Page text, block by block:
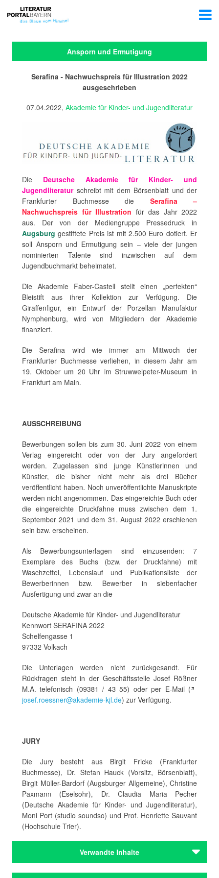
Ansporn und Ermutigung
Serafina - Nachwuchspreis für Illustration 2022
ausgeschrieben
07.04.2022, Akademie für Kinder- und Jugendliteratur
Die Deutsche Akademie für Kinder- und
Jugendliteraturschreibt mit dem Börsenblatt und der
Frankfurter Buchmesse die Serafina –
Nachwuchspreis für Illustration für das Jahr 2022
aus. Der von der Mediengruppe Pressedruck in
Augsburg gestiftete Preis ist mit 2.500 Euro dotiert. Er
soll Ansporn und Ermutigung sein – viele der jungen
nominierten Talente sind inzwischen auf dem
Jugendbuchmarkt beheimatet.
Die Akademie Faber-Castell stellt einen „perfekten“
Bleistift aus ihrer Kollektion zur Verfügung. Die
Giraffenfigur, ein Entwurf der Porzellan Manufaktur
Nymphenburg, wird von Mitgliedern der Akademie
finanziert.
Die Serafina wird wie immer am Mittwoch der
Frankfurter Buchmesse verliehen, in diesem Jahr am
19. Oktober um 20 Uhr im Struwwelpeter-Museum in
Frankfurt am Main.
AUSSCHREIBUNG
Bewerbungen sollen bis zum 30. Juni 2022 von einem
Verlag eingereicht oder von der Jury angefordert
werden. Zugelassen sind junge Künstlerinnen und
Künstler, die bisher nicht mehr als drei Bücher
veröffentlicht haben. Noch unveröffentlichte Manuskripte
werden nicht angenommen. Das eingereichte Buch oder
die eingereichte Druckfahne muss zwischen dem 1.
September 2021 und dem 31. August 2022 erschienen
sein bzw. erscheinen.
Als Bewerbungsunterlagen sind einzusenden: 7
Exemplare des Buchs (bzw. der Druckfahne) mit
Waschzettel, Lebenslauf und Publikationsliste der
Bewerberinnen bzw. Bewerber in siebenfacher
Ausfertigung und zwar an die
Deutsche Akademie für Kinder- und Jugendliteratur
Kennwort SERAFINA 2022
Schelfengasse 1
97332 Volkach
Die Unterlagen werden nicht zurückgesandt. Für
Rückfragen steht in der Geschäftsstelle Josef Rößner
M.A. telefonisch (09381 / 43 55) oder per E-Mail (
josef.roessner@akademie-kjl.de) zur Verfügung.
JURY
Die Jury besteht aus Birgit Fricke (Frankfurter
Buchmesse), Dr. Stefan Hauck (Vorsitz, Börsenblatt),
Birgit Müller-Bardorf (Augsburger Allgemeine), Christine
Paxmann (Eselsohr), Dr. Claudia Maria Pecher
(Deutsche Akademie für Kinder- und Jugendliteratur),
Moni Port (studio soundso) und Prof. Henriette Sauvant
(Hochschule Trier).
Verwandte Inhalte